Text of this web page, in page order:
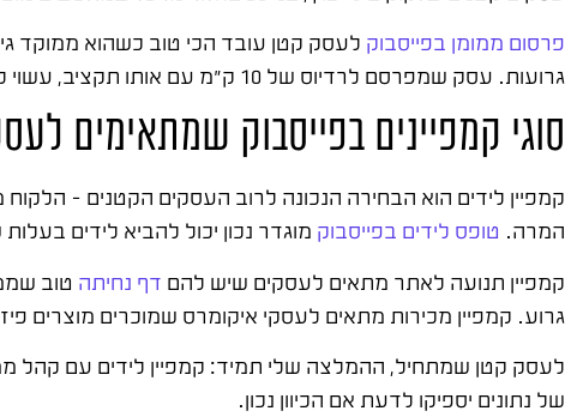
פרסום ממומן בפייסבוק
גרועות. עסק שמפרסם לרדיוס של 10 ק"מ עם אותו תקציב, עשוי לקבל 15-30 פניות חמות בחודש.
סוגי קמפיינים בפייסבוק שמתאימים
קמפיין לידים הוא הבחירה הנכונה לרוב העסקים הקטנים –
המרה. טופס לידים בפייסבוק מוגדר נכון יכול להביא לידים בעלות של 15-50 ש"ח, תלוי
קמפיין תנועה לאתר מתאים לעסקים שיש להם דף נחיתה טוב
גרוע. קמפיין מכירות מתאים לעסקי איקומרס שמוכרים מוצרים
של נתונים יספיקו לדעת אם הכיוון נכון.